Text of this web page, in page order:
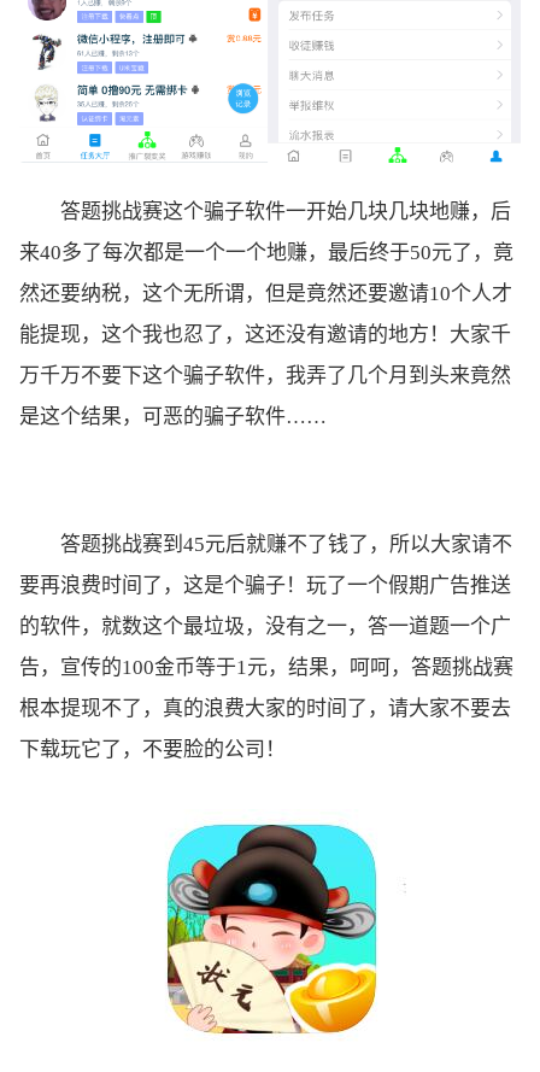
答题挑战赛这个骗子软件一开始几块几块地赚，后
来40多了每次都是一个一个地赚，最后终于50元了，竟
然还要纳税，这个无所谓，但是竟然还要邀请10个人才
能提现，这个我也忍了，这还没有邀请的地方！大家千
万千万不要下这个骗子软件，我弄了几个月到头来竟然
是这个结果，可恶的骗子软件……
答题挑战赛到45元后就赚不了钱了，所以大家请不
要再浪费时间了，这是个骗子！玩了一个假期广告推送
的软件，就数这个最垃圾，没有之一，答一道题一个广
告，宣传的100金币等于1元，结果，呵呵，答题挑战赛
根本提现不了，真的浪费大家的时间了，请大家不要去
下载玩它了，不要脸的公司！